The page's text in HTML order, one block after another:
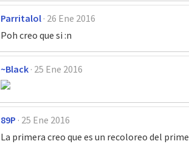
Parritalol 26 Ene 2016
Poh creo que si :n
~Black 25 Ene 2016
89P 25 Ene 2016
La primera creo que es un recoloreo del